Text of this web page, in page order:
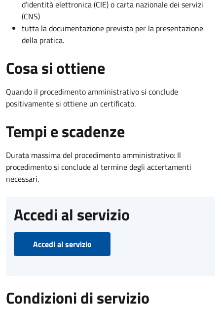
d’identità elettronica (CIE) o carta nazionale dei servizi
(CNS)
tutta la documentazione prevista per la presentazione
della pratica.
Cosa si ottiene
Quando il procedimento amministrativo si conclude
positivamente si ottiene un certificato.
Tempi e scadenze
Durata massima del procedimento amministrativo: Il
procedimento si conclude al termine degli accertamenti
necessari.
Accedi al servizio
Accedi al servizio
Condizioni di servizio